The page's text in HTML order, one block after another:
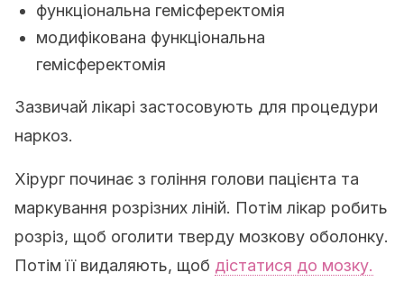
функціональна гемісферектомія
модифікована функціональна
гемісферектомія
Зазвичай лікарі застосовують для процедури
наркоз.
Хірург починає з гоління голови пацієнта та
маркування розрізних ліній. Потім лікар робить
розріз, щоб оголити тверду мозкову оболонку.
Потім її видаляють, щоб дістатися до мозку.